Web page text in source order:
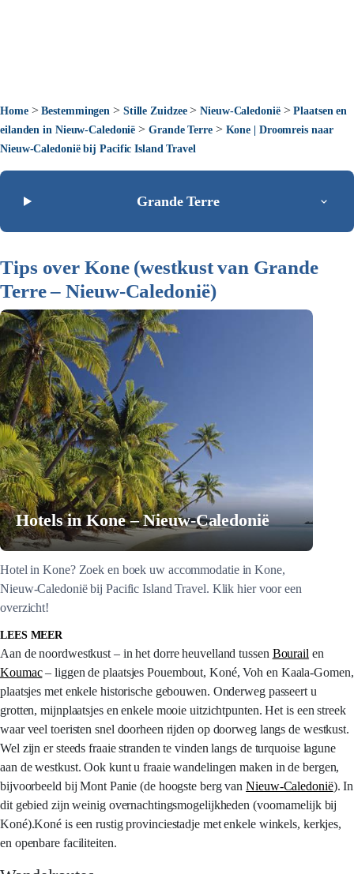
Home>Bestemmingen > Stille Zuidzee>Nieuw-Caledonië>Plaatsen en
eilanden in Nieuw-Caledonië >Grande Terre> Kone | Droomreis naar
Nieuw-Caledonië bij Pacific Island Travel
Grande Terre
Tips over Kone (westkust van Grande
Terre – Nieuw-Caledonië)
Hotels in Kone – Nieuw-Caledonië
Hotel in Kone? Zoek en boek uw accommodatie in Kone,
Nieuw-Caledonië bij Pacific Island Travel. Klik hier voor een
overzicht!
LEES MEER
Aan de noordwestkust – in het dorre heuvelland tussen Bourail en
Koumac– liggen de plaatsjes Pouembout, Koné, Voh en Kaala-Gomen,
plaatsjes met enkele historische gebouwen. Onderweg passeert u
grotten, mijnplaatsjes en enkele mooie uitzichtpunten. Het is een streek
waar veel toeristen snel doorheen rijden op doorweg langs de westkust.
Wel zijn er steeds fraaie stranden te vinden langs de turquoise lagune
aan de westkust. Ook kunt u fraaie wandelingen maken in de bergen,
bijvoorbeeld bij Mont Panie (de hoogste berg vanNieuw-Caledonië). In
dit gebied zijn weinig overnachtingsmogelijkheden (voornamelijk bij
Koné).Koné is een rustig provinciestadje met enkele winkels, kerkjes,
en openbare faciliteiten.